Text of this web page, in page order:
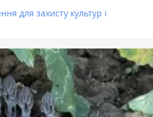
для захисту культур і